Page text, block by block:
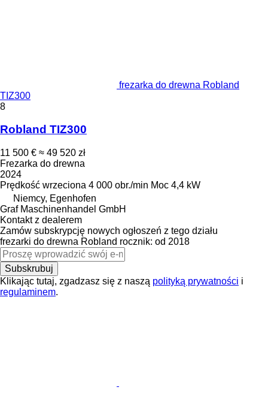
frezarka do drewna Robland
TIZ300
8
Robland TIZ300
11 500 € ≈ 49 520 zł
Frezarka do drewna
2024
Prędkość wrzeciona 4 000 obr./min Moc 4,4 kW
Niemcy, Egenhofen
Graf Maschinenhandel GmbH
Kontakt z dealerem
Zamów subskrypcję nowych ogłoszeń z tego działu
frezarki do drewna Robland rocznik: od 2018
Subskrubuj
Klikając tutaj, zgadzasz się z naszą polityką prywatności i
regulaminem.